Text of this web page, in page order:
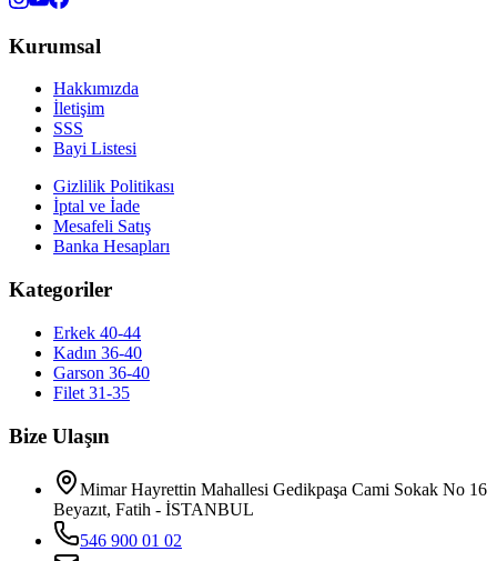
Kurumsal
Hakkımızda
İletişim
SSS
Bayi Listesi
Gizlilik Politikası
İptal ve İade
Mesafeli Satış
Banka Hesapları
Kategoriler
Erkek 40-44
Kadın 36-40
Garson 36-40
Filet 31-35
Bize Ulaşın
Mimar Hayrettin Mahallesi Gedikpaşa Cami Sokak No 16
Beyazıt, Fatih - İSTANBUL
546 900 01 02